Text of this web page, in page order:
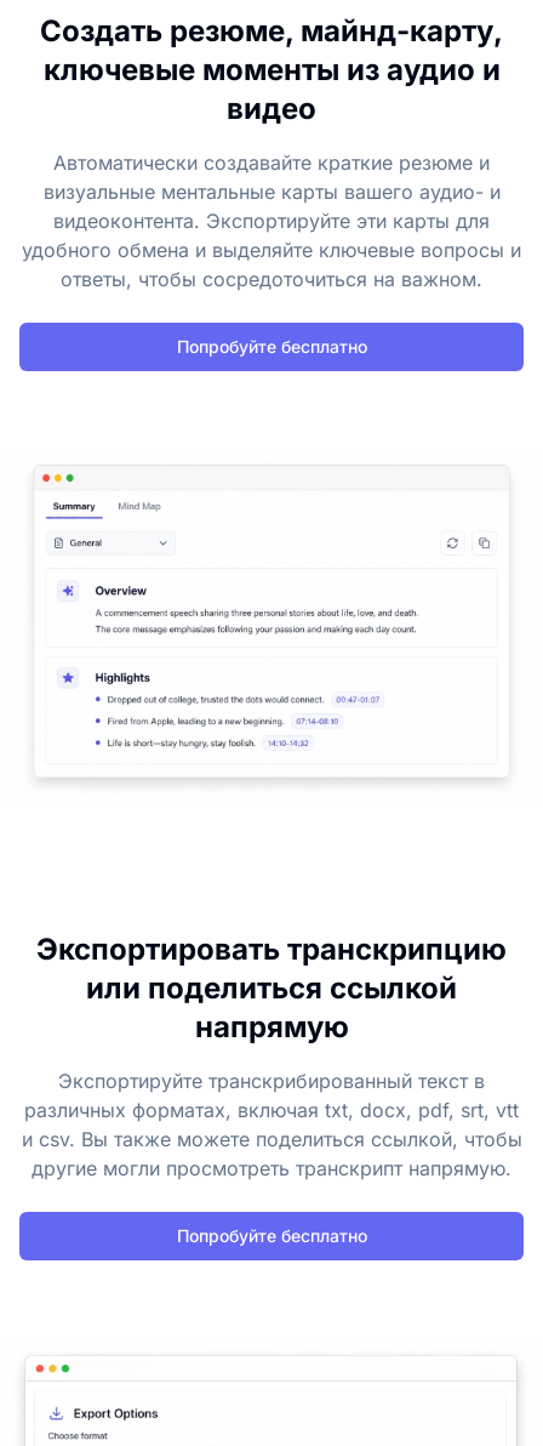
Создать резюме, майнд-карту,
ключевые моменты из аудио и
видео
Автоматически создавайте краткие резюме и
визуальные ментальные карты вашего аудио- и
видеоконтента. Экспортируйте эти карты для
удобного обмена и выделяйте ключевые вопросы и
ответы, чтобы сосредоточиться на важном.
Попробуйте бесплатно
Экспортировать транскрипцию
или поделиться ссылкой
напрямую
Экспортируйте транскрибированный текст в
различных форматах, включая txt, docx, pdf, srt, vtt
и csv. Вы также можете поделиться ссылкой, чтобы
другие могли просмотреть транскрипт напрямую.
Попробуйте бесплатно